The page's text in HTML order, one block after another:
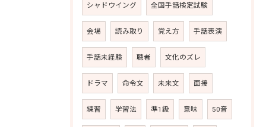
シャドウイング 全国手話検定試験
会場 読み取り 覚え方 手話表演
手話未経験 聴者 文化のズレ
ドラマ 命令文 未来文 面接
練習 学習法 準1級 意味 50音